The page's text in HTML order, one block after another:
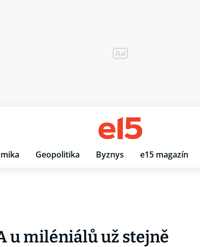
Geopolitika Byznys e15 magazín
u miléniálů už stejně